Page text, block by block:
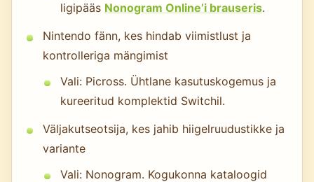
ligipääs Nonogram Online’i brauseris.
Nintendo fänn, kes hindab viimistlust ja
kontrolleriga mängimist
Vali: Picross. Ühtlane kasutuskogemus ja
kureeritud komplektid Switchil.
Väljakutseotsija, kes jahib hiigelruudustikke ja
variante
Vali: Nonogram. Kogukonna kataloogid